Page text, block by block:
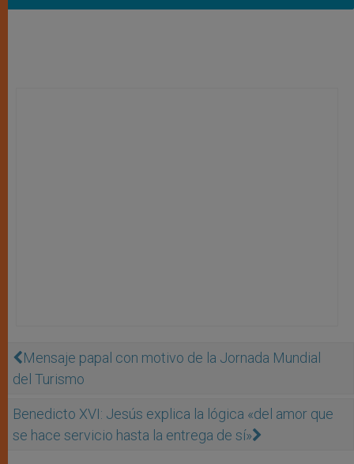
Mensaje papal con motivo de la Jornada Mundial
del Turismo
Benedicto XVI: Jesús explica la lógica «del amor que
se hace servicio hasta la entrega de sí»